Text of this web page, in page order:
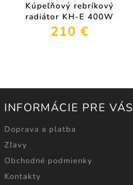
Kúpeľňový rebríkový
radiátor KH-E 400W
210 €
INFORMÁCIE PRE VÁS
Doprava a platba
Zľavy
Obchodné podmienky
Kontakty